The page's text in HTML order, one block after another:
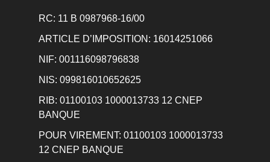
RC: 11 B 0987968-16/00
ARTICLE D’IMPOSITION: 16014251066
NIF: 001116098796838
NIS: 099816010652625
RIB: 01100103 1000013733 12 CNEP
BANQUE
POUR VIREMENT: 01100103 1000013733
12 CNEP BANQUE